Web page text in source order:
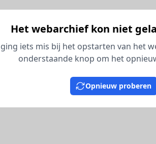
Het webarchief kon niet
iets mis bij het opstarten van het
onderstaande knop om het
Opnieuw proberen